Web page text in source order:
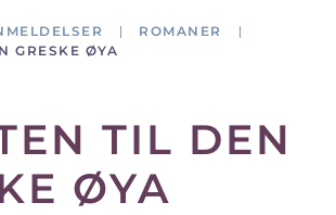
ROMANER
GRESKE ØYA
TIL DEN
ØYA